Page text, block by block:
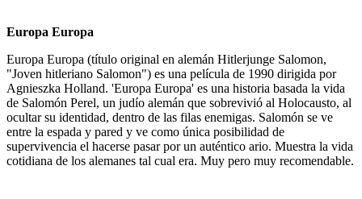
Europa Europa
Europa Europa (título original en alemán Hitlerjunge Salomon,
"Joven hitleriano Salomon") es una película de 1990 dirigida por
Agnieszka Holland. 'Europa Europa' es una historia basada la vida
de Salomón Perel, un judío alemán que sobrevivió al Holocausto, al
ocultar su identidad, dentro de las filas enemigas. Salomón se ve
entre la espada y pared y ve como única posibilidad de
supervivencia el hacerse pasar por un auténtico ario. Muestra la vida
cotidiana de los alemanes tal cual era. Muy pero muy recomendable.